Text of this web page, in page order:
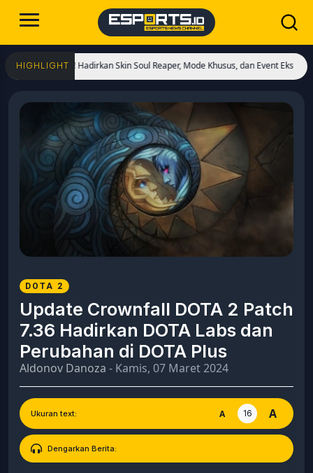
HIGHLIGHT
Hadirkan Skin Soul Reaper, Mode Khusus, dan Event Eksklusif!
DOTA 2
Update Crownfall DOTA 2 Patch
7.36 Hadirkan DOTA Labs dan
Perubahan di DOTA Plus
Aldonov Danoza - Kamis, 07 Maret 2024
Ukuran text: A 16 A
Dengarkan Berita: